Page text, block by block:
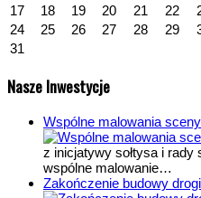
17
18 19 20 21 22
24
25 26 27 28 29
31
Nasze Inwestycje
Wspólne malowania
z inicjatywy sołtysa i rady
wspólne malowanie…
Zakończenie budowy